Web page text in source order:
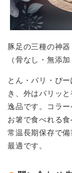
豚足の三種の神器
（骨なし・無添
とん・パリ・ぴ
き、外はパリッ
逸品です。コラー
お箸で食べれる食
常温長期保存で
最適です。